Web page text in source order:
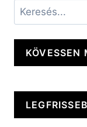
Keresés
KÖVESSEN